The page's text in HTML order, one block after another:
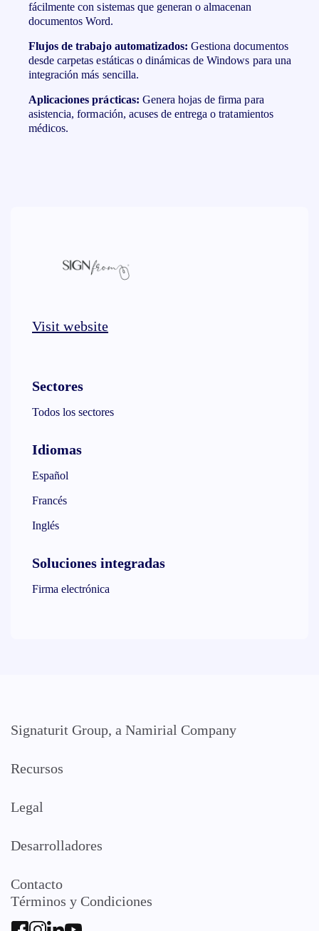
fácilmente con sistemas que generan o almacenan
documentos Word.
Flujos de trabajo automatizados: Gestiona documentos
desde carpetas estáticas o dinámicas de Windows para una
integración más sencilla.
Aplicaciones prácticas: Genera hojas de firma para
asistencia, formación, acuses de entrega o tratamientos
médicos.
Visit website
Sectores
Todos los sectores
Idiomas
Español
Francés
Inglés
Soluciones integradas
Firma electrónica
Signaturit Group, a Namirial Company
Recursos
Legal
Desarrolladores
Contacto
Términos y Condiciones